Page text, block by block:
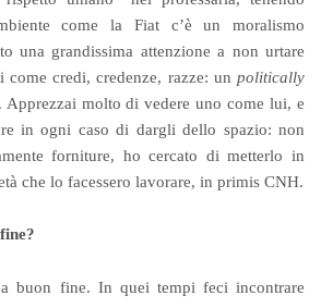
come la Fiat c’è un moralismo
una grandissima attenzione a non urtare
come credi, credenze, razze: un politically
molto di vedere uno come lui, e
in ogni caso di dargli dello spazio: non
forniture, ho cercato di metterlo in
che lo facessero lavorare, in primis CNH.
buon fine. In quei tempi feci incontrare